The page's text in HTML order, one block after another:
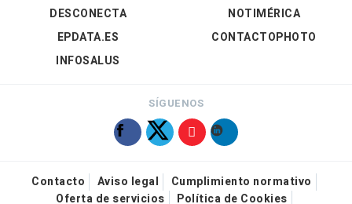
DESCONECTA
EPDATA.ES
INFOSALUS
NOTIMÉRICA
CONTACTOPHOTO
SÍGUENOS
Contacto Aviso legal
Cumplimiento normativo
Oferta de servicios
Política de Cookies